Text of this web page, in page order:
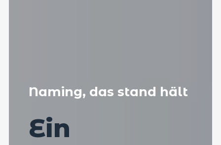
Naming, das stand hält
Ein